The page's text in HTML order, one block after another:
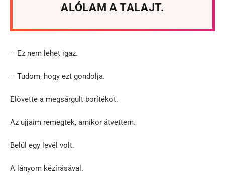
ALÓLAM A TALAJT.
– Ez nem lehet igaz.
– Tudom, hogy ezt gondolja.
Elővette a megsárgult borítékot.
Az ujjaim remegtek, amikor átvettem.
Belül egy levél volt.
A lányom kézírásával.